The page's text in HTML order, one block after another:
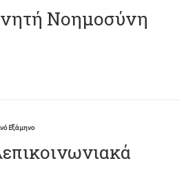
Νοημοσύνη
Εξάμηνο